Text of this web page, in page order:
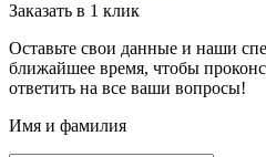
Заказать в 1 клик
Оставьте свои данные и наши
ближайшее время, чтобы
ответить на все ваши вопросы!
Имя и фамилия